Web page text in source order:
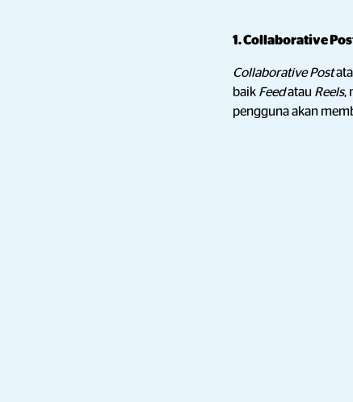
1. Collaborative
Collaborative Post
baik Feedatau Reels,
pengguna akan